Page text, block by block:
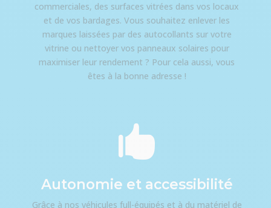
commerciales, des surfaces vitrées dans vos locaux
et de vos bardages. Vous souhaitez enlever les
marques laissées par des autocollants sur votre
vitrine ou nettoyer vos panneaux solaires pour
maximiser leur rendement ? Pour cela aussi, vous
êtes à la bonne adresse !

Autonomie et accessibilité
Grâce à nos véhicules full-équipés et à du matériel de